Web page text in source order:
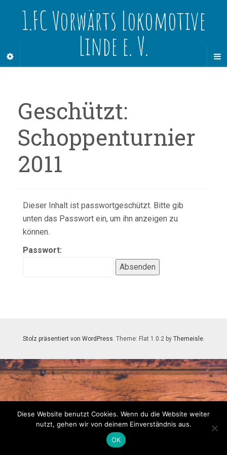
1.FC Vorwärts Lokomotive
Linde e. V.
Geschützt:
Schoppenturnier
2011
Dieser Inhalt ist passwortgeschützt. Bitte gib
unten das Passwort ein, um ihn anzeigen zu
können.
Passwort:
Stolz präsentiert von WordPress. Theme: Flat 1.0.2 by Themeisle.
Diese Website benutzt Cookies. Wenn du die Website weiter
nutzt, gehen wir von deinem Einverständnis aus.
OK